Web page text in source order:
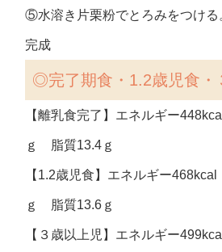
⑤水溶き片栗粉でとろみをつける
完成
◎完了期食・1.2歳児食・
【離乳食完了】エネルギー
ｇ 脂質13.4ｇ
【1.2歳児食】エネルギー
ｇ 脂質13.6ｇ
【３歳以上児】エネルギー